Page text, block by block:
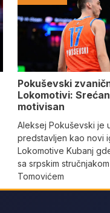
Pokuševski
Lokomotivi:
motivisan
Aleksej Pokuševski je
predstavljen kao novi
Lokomotive Kubanj
sa srpskim
Tomovićem